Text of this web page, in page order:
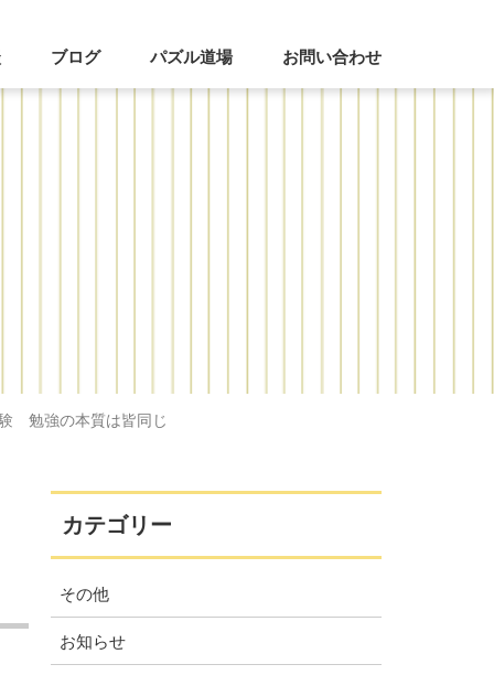
ブログ パズル道場 お問い合わせ
勉強の本質は皆同じ
カテゴリー
その他
お知らせ